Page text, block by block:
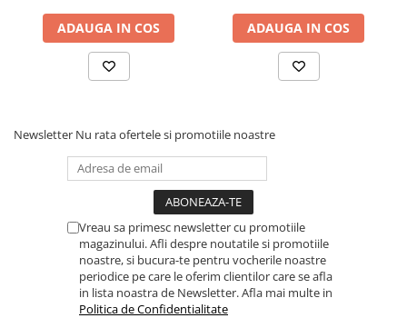
ADAUGA IN COS ADAUGA IN COS
Newsletter Nu rata ofertele si promotiile noastre
Vreau sa primesc newsletter cu promotiile
magazinului. Afli despre noutatile si promotiile
noastre, si bucura-te pentru vocherile noastre
periodice pe care le oferim clientilor care se afla
in lista noastra de Newsletter. Afla mai multe in
Politica de Confidentialitate